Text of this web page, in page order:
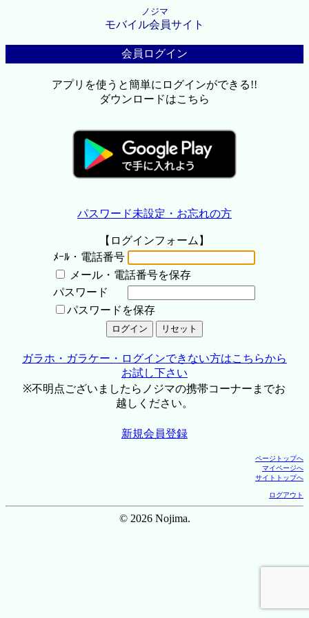
ノジマ
モバイル会員サイト
会員ログイン
アプリを使うと簡単にログインができる!!
ダウンロードはこちら
パスワード未設定・お忘れの方
【ログインフォーム】
ﾒｰﾙ・電話番号
メール・電話番号を保存
パスワード
パスワードを保存
ガラホ・ガラケー・ログインできない方はこちらから
お試し下さい
※不明点ございましたらノジマの携帯コーナーまでお
越しください。
新規会員登録
ページトップへ
マイページへ
サイトトップへ
ログアウト
© 2026 Nojima.